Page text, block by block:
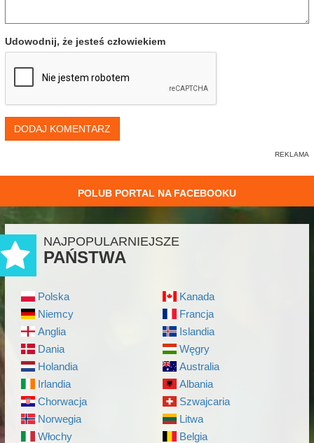
Udowodnij, że jesteś człowiekiem
DODAJ KOMENTARZ
POLUB PORTAL NA FACEBOOKU
NAJPOPULARNIEJSZE
PAŃSTWA
Polska
Niemcy
Anglia
Dania
Holandia
Irlandia
Chorwacja
Norwegia
Włochy
Kanada
Francja
Islandia
Węgry
Australia
Albania
Szwajcaria
Litwa
Belgia